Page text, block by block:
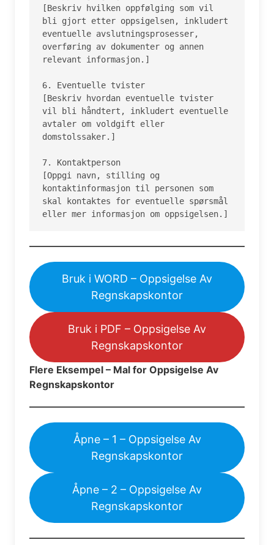
[Beskriv hvilken oppfølging som vil
bli gjort etter oppsigelsen, inkludert
eventuelle avslutningsprosesser,
overføring av dokumenter og annen
relevant informasjon.]
6. Eventuelle tvister
[Beskriv hvordan eventuelle tvister
vil bli håndtert, inkludert eventuelle
avtaler om voldgift eller
domstolssaker.]
7. Kontaktperson
[Oppgi navn, stilling og
kontaktinformasjon til personen som
skal kontaktes for eventuelle spørsmål
Bruk i WORD – Oppsigelse Av
Regnskapskontor
Bruk i PDF – Oppsigelse Av
Regnskapskontor
Flere Eksempel – Mal for Oppsigelse Av
Regnskapskontor
Åpne – 1 – Oppsigelse Av
Regnskapskontor
Åpne – 2 – Oppsigelse Av
Regnskapskontor